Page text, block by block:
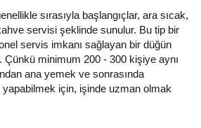
sırasıyla başlangıçlar, ara sıcak,
servisi şeklinde sunulur. Bu tip bir
servis imkanı sağlayan bir düğün
Çünkü minimum 200 - 300 kişiye aynı
ana yemek ve sonrasında
yapabilmek için, işinde uzman olmak